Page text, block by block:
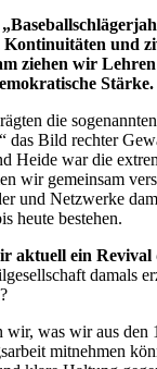
und
ziehen wir
Stärke.
die sogenannten
das Bild rechter
Heide war die
wir gemeinsam
und Netzwerke
heute bestehen.
aktuell ein Revival
damals
wir, was wir aus den
mitnehmen